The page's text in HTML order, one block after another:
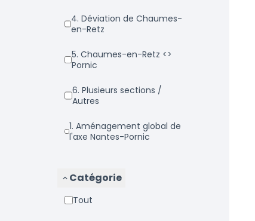
4. Déviation de Chaumes-
en-Retz
5. Chaumes-en-Retz <>
Pornic
6. Plusieurs sections /
Autres
1. Aménagement global de
l'axe Nantes-Pornic
Catégorie
Tout